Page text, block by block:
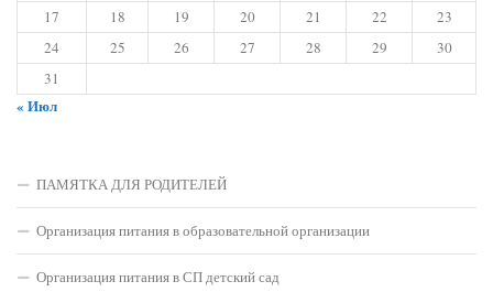
17
18 19 20 21 22
23
24
25 26 27 28 29
30
31
« Июл
ПАМЯТКА ДЛЯ РОДИТЕЛЕЙ
Организация питания в образовательной организации
Организация питания в СП детский сад